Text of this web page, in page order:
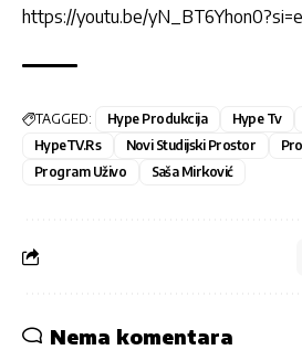
https://youtu.be/
TAGGED: Hype Produkcija Hype Tv
HypeTV.rs
Novi Studijski Prostor
Program Uživo
Saša Mirković
Nema komentara